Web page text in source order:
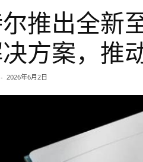
网
推出全新
方案，推
- 2026年6月2日